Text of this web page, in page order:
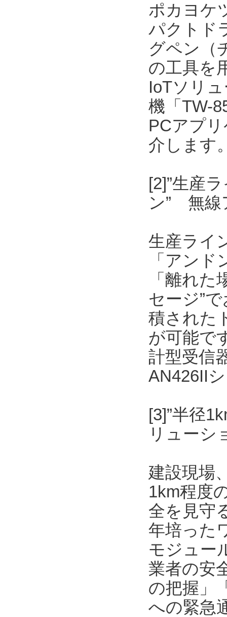
ポカヨケ
パクトド
グペン（
の工具を
IoTソリ
機「TW-
PCアプ
介します
[2]”生産
ン” 無線
生産ライ
「アン
「離れ
セージ”
積された
が可能で
計型受信
AN426II
[3]”半径
リューシ
建設現場
1km程度
全を見守
年培った
モジュー
業者の安
の把握」
への緊急